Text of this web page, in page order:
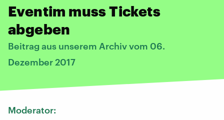
Eventim muss Tickets
abgeben
Beitrag aus unserem Archiv vom 06.
Dezember 2017
Moderator: